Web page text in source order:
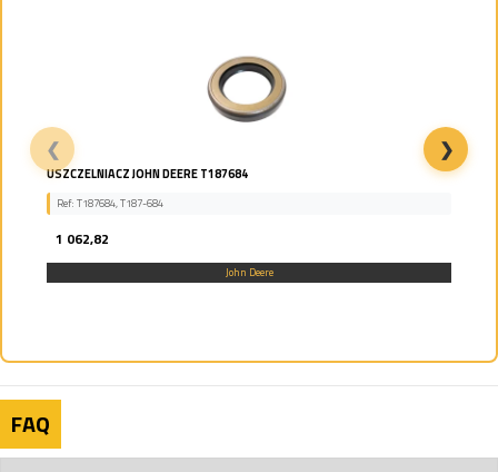
TULEJA JOHN DEERE T218501
Ref: T218501,T218-501
242,19
John Deere
❮ ❯
FAQ